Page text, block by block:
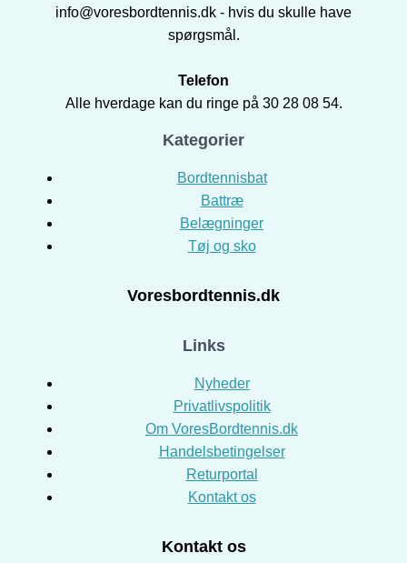
info@voresbordtennis.dk - hvis du skulle have
spørgsmål.
Telefon
Alle hverdage kan du ringe på 30 28 08 54.
Kategorier
Bordtennisbat
Battræ
Belægninger
Tøj og sko
Voresbordtennis.dk
Links
Nyheder
Privatlivspolitik
Om VoresBordtennis.dk
Handelsbetingelser
Returportal
Kontakt os
Kontakt os